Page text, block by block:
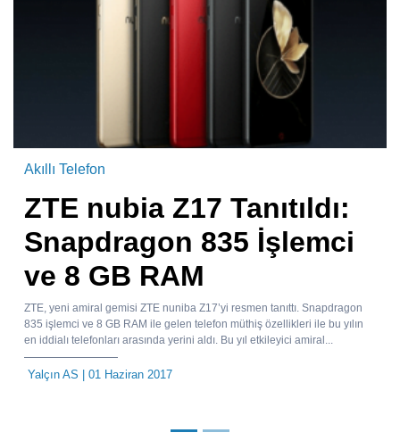
Akıllı Telefon
ZTE nubia Z17 Tanıtıldı:
Snapdragon 835 İşlemci
ve 8 GB RAM
ZTE, yeni amiral gemisi ZTE nuniba Z17’yi resmen tanıttı. Snapdragon
835 işlemci ve 8 GB RAM ile gelen telefon müthiş özellikleri ile bu yılın
en iddialı telefonları arasında yerini aldı. Bu yıl etkileyici amiral...
Yalçın AS | 01 Haziran 2017